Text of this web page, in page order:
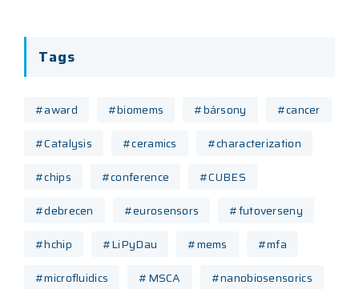
Tags
#award #biomems #bársony
#cancer
#Catalysis
#ceramics
#characterization
#chips
#conference
#CUBES
#debrecen
#eurosensors
#futoverseny
#hchip
#LiPyDau #mems
#mfa
#microfluidics
#MSCA
#nanobiosensorics